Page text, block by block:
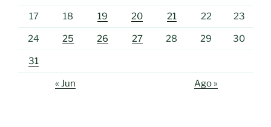
17 18 19 20 21 22 23
24 25 26 27 28 29 30
31
« Jun Ago »